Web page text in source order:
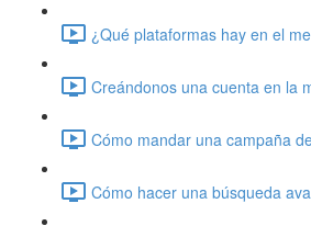
¿Qué plataformas hay en el
Creándonos una cuenta en la
Cómo mandar una campaña
Cómo hacer una búsqueda